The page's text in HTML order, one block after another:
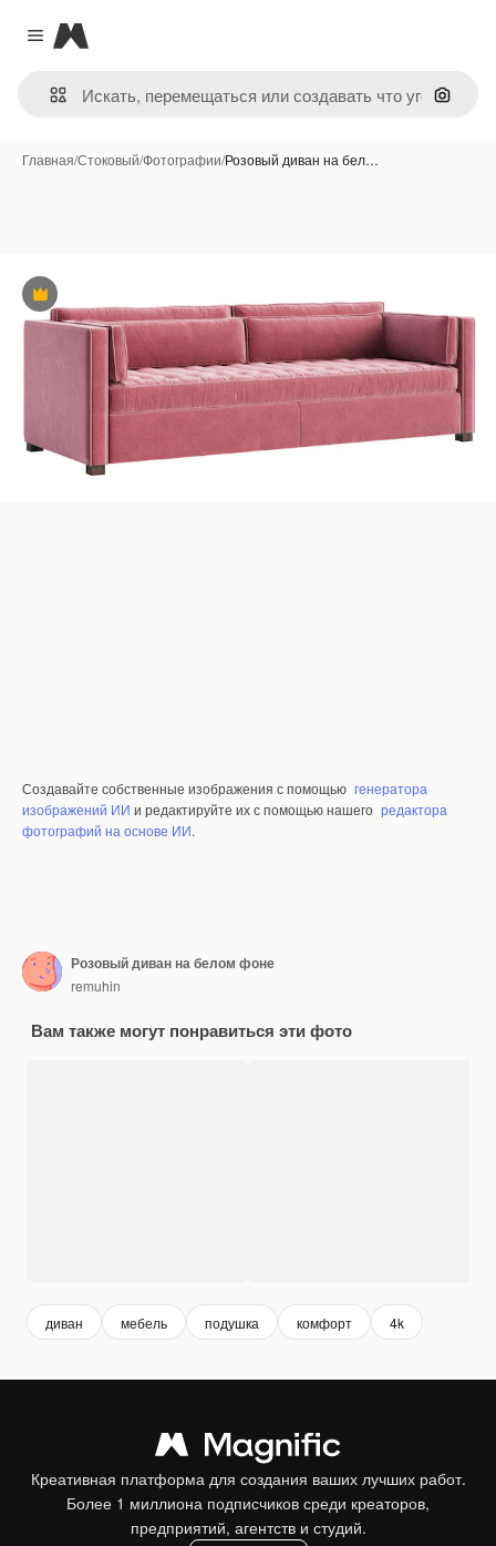
Close menu
Magnific
Поиск
Главная/Стоковый/Фотографии/Розовый диван на бел…
Премиум
Создавайте собственные изображения с помощью генератора
изображений ИИ и редактируйте их с помощью нашего редактора
фотографий на основе ИИ.
Розовый диван на белом фоне
remuhin
Вам также могут понравиться эти фото
диван мебель подушка комфорт 4k
Креативная платформа для создания ваших лучших работ.
Более 1 миллиона подписчиков среди креаторов,
предприятий, агентств и студий.